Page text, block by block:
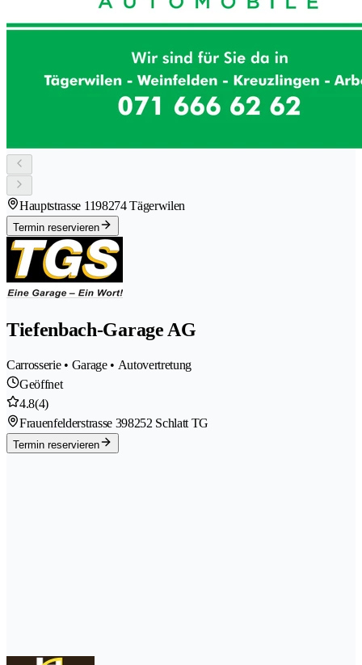
Hauptstrasse 1198274 Tägerwilen
Termin reservieren
Tiefenbach-Garage AG
Carrosserie • Garage • Autovertretung
Geöffnet
4.8(4)
Frauenfelderstrasse 398252 Schlatt TG
Termin reservieren